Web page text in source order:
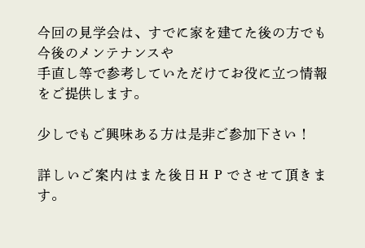
今回の見学会は、すでに家を建てた後の方でも
今後のメンテナンスや
手直し等で参考していただけてお役に立つ情報
をご提供します。
少しでもご興味ある方は是非ご参加下さい！
詳しいご案内はまた後日ＨＰでさせて頂きま
す。